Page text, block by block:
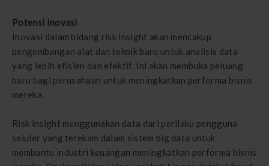
Potensi Inovasi
Inovasi dalam bidang risk insight akan mencakup
pengembangan alat dan teknik baru untuk analisis data
yang lebih efisien dan efektif. Ini akan membuka peluang
baru bagi perusahaan untuk meningkatkan performa bisnis
mereka.
Risk insight menggunakan data dari perilaku pengguna
seluler yang terekam dalam sistem big data untuk
membantu industri keuangan meningkatkan performa bisnis